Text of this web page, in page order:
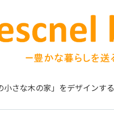
小さな木の家」をデザインする